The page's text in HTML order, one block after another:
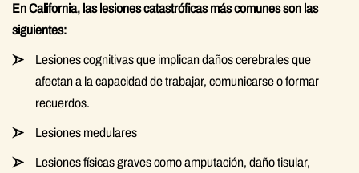
En California, las lesiones catastróficas más comunes son las
siguientes:
Lesiones cognitivas que implican daños cerebrales que
afectan a la capacidad de trabajar, comunicarse o formar
recuerdos.
Lesiones medulares
Lesiones físicas graves como amputación, daño tisular,